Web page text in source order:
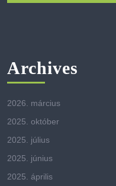
Archives
2026. március
2025. október
2025. július
2025. június
2025. április